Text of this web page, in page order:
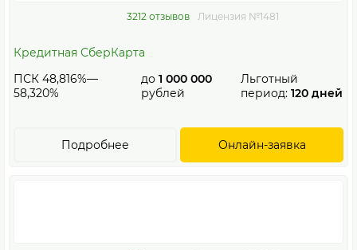
3212 отзывов Лицензия №1481
Кредитная СберКарта
ПСК 48,816%—
58,320%
до 1 000 000
рублей
Льготный
период: 120 дней
Онлайн-заявка
Подробнее